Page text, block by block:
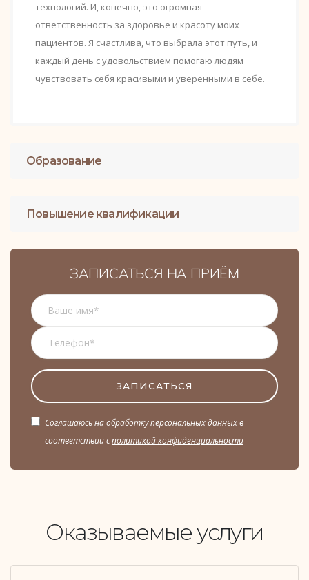
технологий. И, конечно, это огромная
ответственность за здоровье и красоту моих
пациентов. Я счастлива, что выбрала этот путь, и
каждый день с удовольствием помогаю людям
чувствовать себя красивыми и уверенными в себе.
Образование
Повышение квалификации
ЗАПИСАТЬСЯ НА ПРИЁМ
ЗАПИСАТЬСЯ
Соглашаюсь на обработку персональных данных в
соответствии сполитикой конфиденциальности
Оказываемые услуги